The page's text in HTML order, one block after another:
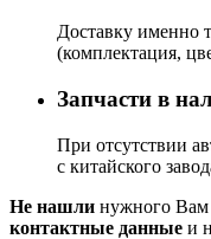
Доставку именно
(комплектация,
Запчасти в
При отсутствии
с китайского
Не нашли нужного Вам
контактные данные и